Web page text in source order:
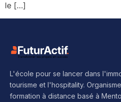
le […]
L'école pour se lancer dans
tourisme et l'hospitality.
formation à distance basé à